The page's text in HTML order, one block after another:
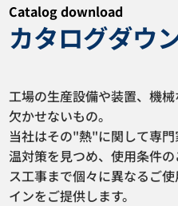
カタログダウンロード
Catalog download
カタログダウ
工場の生産設備や装置、機
欠かせないもの。
当社はその"熱"に関して専
温対策を見つめ、使用条件
ス工事まで個々に異なるご
インをご提供します。